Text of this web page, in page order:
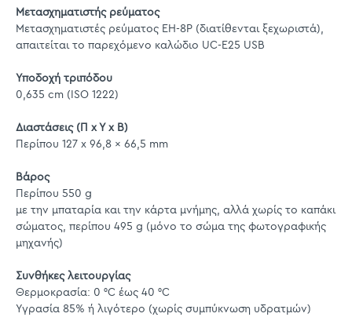
Μετασχηματιστής ρεύματος
Μετασχηματιστές ρεύματος EH-8P (διατίθενται ξεχωριστά),
απαιτείται το παρεχόμενο καλώδιο UC-E25 USB
Υποδοχή τριπόδου
0,635 cm (ISO 1222)
Διαστάσεις (Π x Y x Β)
Περίπου 127 x 96,8 x 66,5 mm
Βάρος
Περίπου 550 g
με την μπαταρία και την κάρτα μνήμης, αλλά χωρίς το καπάκι
σώματος, περίπου 495 g (μόνο το σώμα της φωτογραφικής
μηχανής)
Συνθήκες λειτουργίας
Θερμοκρασία: 0 °C έως 40 °C
Υγρασία 85% ή λιγότερο (χωρίς συμπύκνωση υδρατμών)